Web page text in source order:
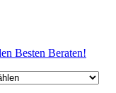
Besten Beraten!